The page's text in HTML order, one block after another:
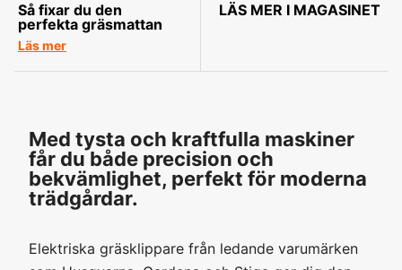
Så fixar du den
perfekta gräsmattan
Läs mer
LÄS MER I MAGASINET
Med tysta och kraftfulla maskiner
får du både precision och
bekvämlighet, perfekt för moderna
trädgårdar.
Elektriska gräsklippare från ledande varumärken